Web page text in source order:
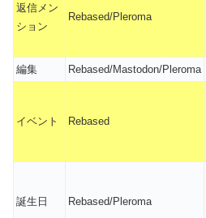
返信メン
ション
Rebased/Pleroma
編集
Rebased/Mastodon/Pleroma
イベント Rebased
誕生日 Rebased/Pleroma